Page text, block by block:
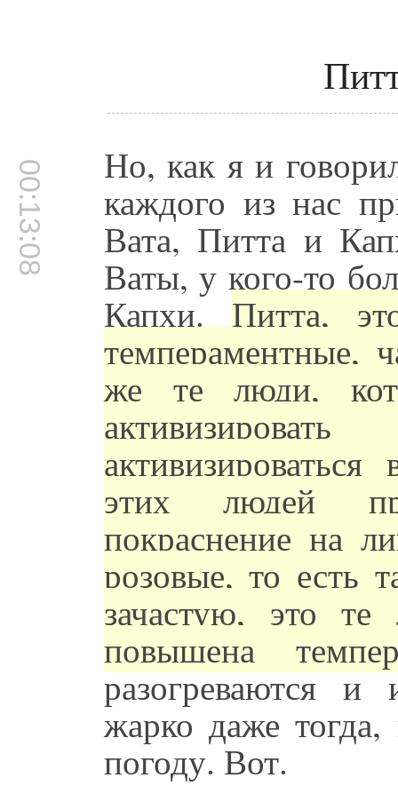
00:13:08 Но, как я и
каждого из нас
Вата, Питта и
Ваты, у кого-то
Капхи. Питта,
темпераментные,
же те люди,
этих людей
покраснение на
розовые, то есть
зачастую, это
повышена
разогреваются и
жарко даже
погоду. Вот.